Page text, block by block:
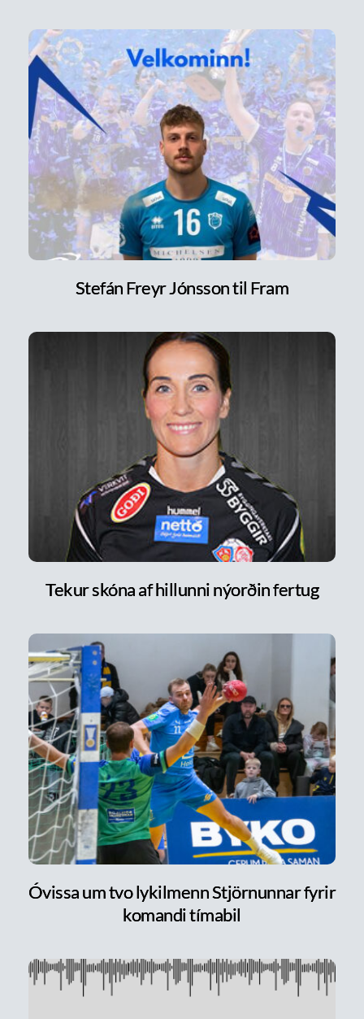
Stefán Freyr Jónsson til Fram
Tekur skóna af hillunni nýorðin fertug
Óvissa um tvo lykilmenn Stjörnunnar fyrir
komandi tímabil